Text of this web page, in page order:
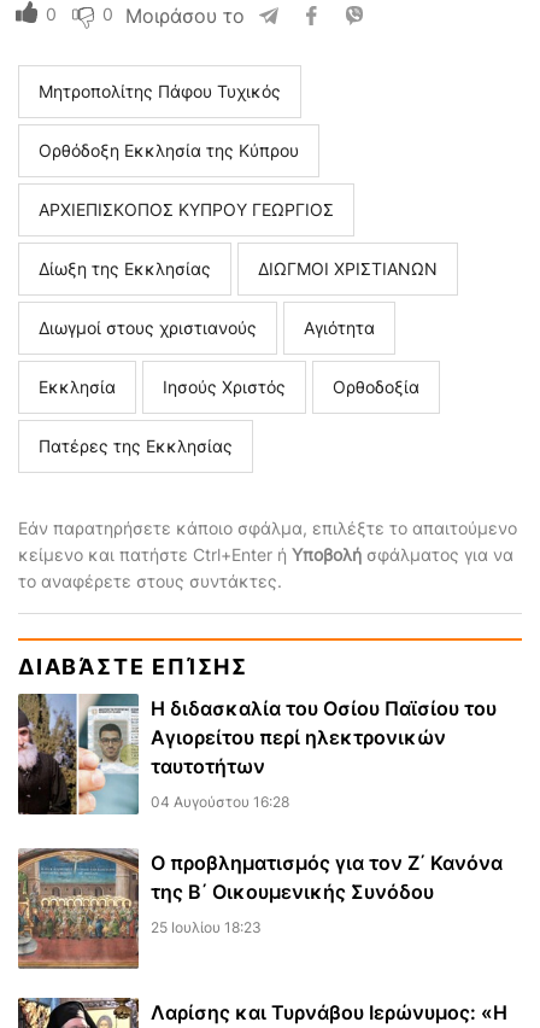
0 0 Μοιράσου το
Μητροπολίτης Πάφου Τυχικός
Ορθόδοξη Εκκλησία της Κύπρου
ΑΡΧΙΕΠΙΣΚΟΠΟΣ ΚΥΠΡΟΥ ΓΕΩΡΓΙΟΣ
Δίωξη της Εκκλησίας ΔΙΩΓΜΟΙ ΧΡΙΣΤΙΑΝΩΝ
Διωγμοί στους χριστιανούς Αγιότητα
Εκκλησία Ιησούς Χριστός Ορθοδοξία
Πατέρες της Εκκλησίας
Εάν παρατηρήσετε κάποιο σφάλμα, επιλέξτε το απαιτούμενο
κείμενο και πατήστε Ctrl+Enter ή Υποβολή σφάλματος για να
το αναφέρετε στους συντάκτες.
ΔΙΑΒΆΣΤΕ ΕΠΊΣΗΣ
Η διδασκαλία του Οσίου Παϊσίου του
Αγιορείτου περί ηλεκτρονικών
ταυτοτήτων
04 Αυγούστου 16:28
Ο προβληματισμός για τον Ζ΄ Κανόνα
της Β΄ Οικουμενικής Συνόδου
25 Ιουλίου 18:23
Λαρίσης και Τυρνάβου Ιερώνυμος: «Η